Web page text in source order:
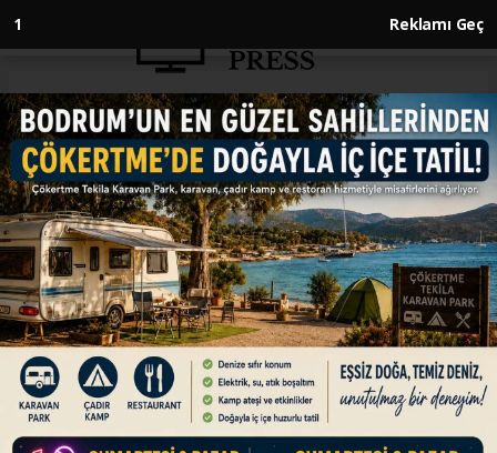
Anasayfa DÜNYA
ABD'de milyonlarca kişiyi
etkileyen aşırı sıcaklar yayılıyor
DÜNYA
09.07.2024 - 16:44, Güncelleme: 09.07.2024 - 16:44
ABD'de aşırı sıcaklar, orman yangınlarını
tetiklerken, 146 milyondan fazla Amerikalının
aşırı sıcak alarmı altında olduğu bildirildi.